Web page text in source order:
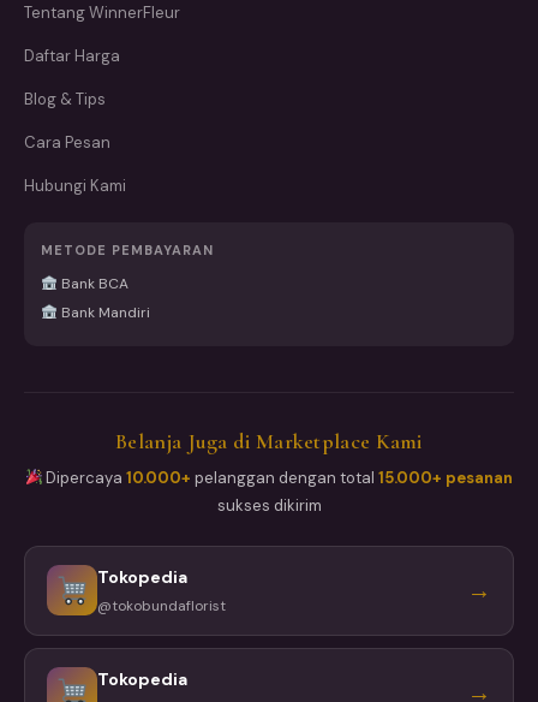
Tentang WinnerFleur
Daftar Harga
Blog & Tips
Cara Pesan
Hubungi Kami
METODE PEMBAYARAN
Bank BCA
Bank Mandiri
Belanja Juga di Marketplace Kami
Dipercaya10.000+ pelanggan dengan total15.000+ pesanan
sukses dikirim
Tokopedia
@tokobundaflorist →
Tokopedia →